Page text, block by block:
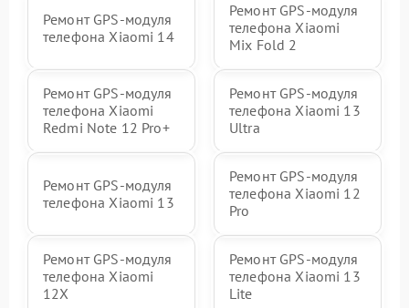
Ремонт GPS-модуля
телефона Xiaomi 14
Ремонт GPS-модуля
телефона Xiaomi
Mix Fold 2
Ремонт GPS-модуля
телефона Xiaomi
Redmi Note 12 Pro+
Ремонт GPS-модуля
телефона Xiaomi 13
Ultra
Ремонт GPS-модуля
телефона Xiaomi 13
Ремонт GPS-модуля
телефона Xiaomi 12
Pro
Ремонт GPS-модуля
телефона Xiaomi
12X
Ремонт GPS-модуля
телефона Xiaomi 13
Lite